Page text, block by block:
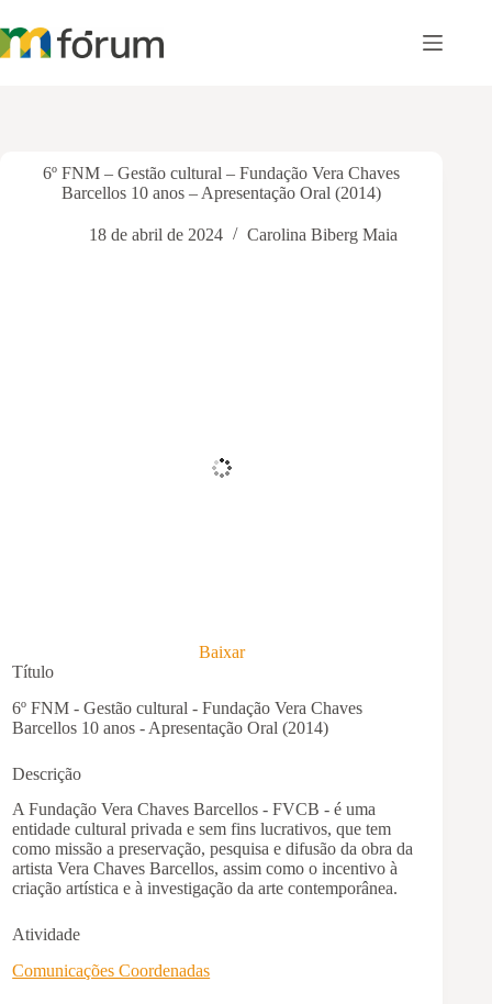
para
o
6º FNM – Gestão cultural – Fundação Vera Chaves
Barcellos 10 anos – Apresentação Oral (2014)
18 de abril de 2024 Carolina Biberg Maia
Baixar
Título
6º FNM - Gestão cultural - Fundação Vera Chaves
Barcellos 10 anos - Apresentação Oral (2014)
Descrição
A Fundação Vera Chaves Barcellos - FVCB - é uma
entidade cultural privada e sem fins lucrativos, que tem
como missão a preservação, pesquisa e difusão da obra da
artista Vera Chaves Barcellos, assim como o incentivo à
criação artística e à investigação da arte contemporânea.
Atividade
Comunicações Coordenadas